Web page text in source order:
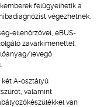
felügyelhetik a
végezhetnek.
ellenőrzővel, eBUS-
zavarkimenettel,
levegő
két A-osztályú
valamint
van